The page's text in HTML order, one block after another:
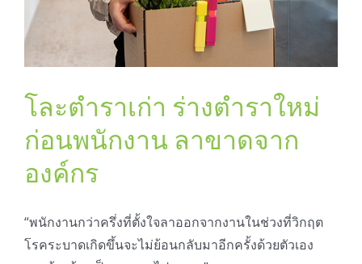
โละตำราเก่า ร่างตำราใหม่
ก่อนพนักงาน ลาขาดจาก
องค์กร
“พนักงานกว่าครึ่งที่ตั้งใจลาออกจากงานในช่วงที่วิกฤต
โรคระบาดเกิดขึ้นจะไม่ย้อนกลับมาอีกครั้งด้วยตัวเอง